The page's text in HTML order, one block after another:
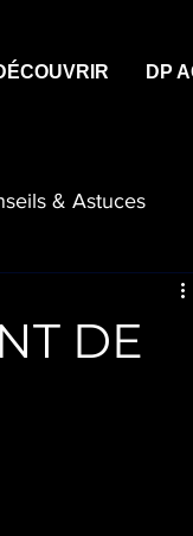
DP
& Astuces
DE